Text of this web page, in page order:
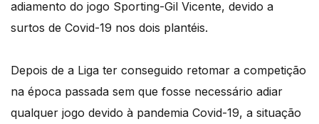
adiamento do jogo Sporting-Gil Vicente, devido a
surtos de Covid-19 nos dois plantéis.
Depois de a Liga ter conseguido retomar a competição
na época passada sem que fosse necessário adiar
qualquer jogo devido à pandemia Covid-19, a situação